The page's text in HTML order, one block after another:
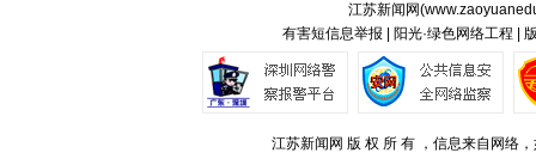
江苏新闻网(
有害短信息举报 | 阳光·绿色网络工程 |
江苏新闻网 版 权 所 有 ，信息来自网络